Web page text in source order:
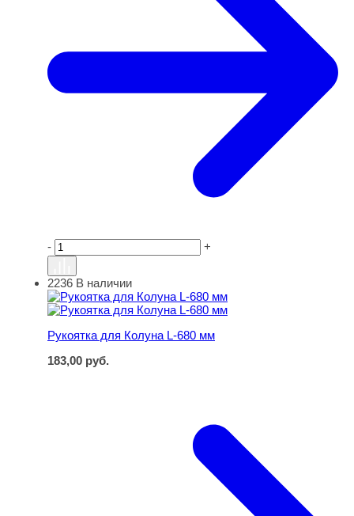
- +
Рукоятка для Колуна L-680 мм
2236 В наличии
Рукоятка для Колуна L-680 мм
183,00 руб.